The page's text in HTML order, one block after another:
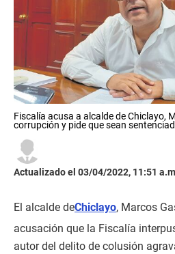
Fiscalía acusa a alcalde de Chiclayo,
corrupción y pide que sean
Actualizado el 03/04/2022, 11:51
El alcalde deChiclayo, Marcos
acusación que la Fiscalía
autor del delito de colusión